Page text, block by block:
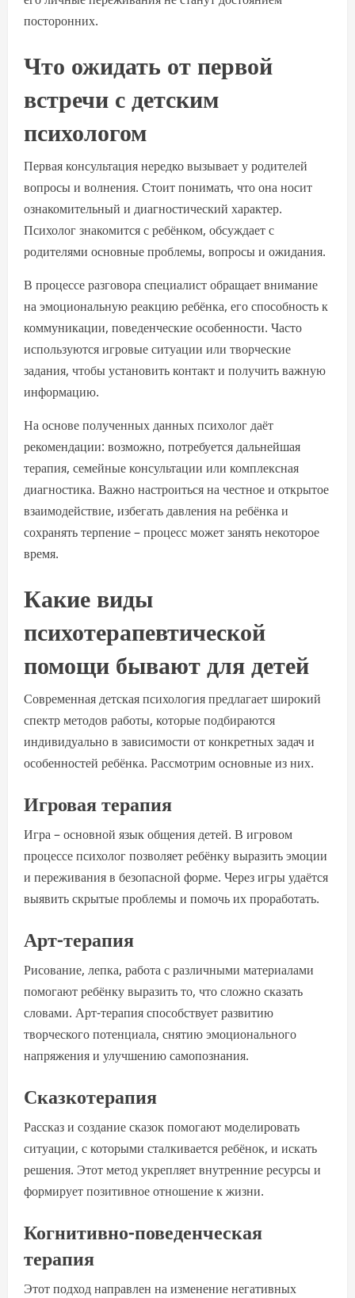
посторонних.
Что ожидать от первой
встречи с детским
психологом
Первая консультация нередко вызывает у родителей
вопросы и волнения. Стоит понимать, что она носит
ознакомительный и диагностический характер.
Психолог знакомится с ребёнком, обсуждает с
родителями основные проблемы, вопросы и ожидания.
В процессе разговора специалист обращает внимание
на эмоциональную реакцию ребёнка, его способность к
коммуникации, поведенческие особенности. Часто
используются игровые ситуации или творческие
задания, чтобы установить контакт и получить важную
информацию.
На основе полученных данных психолог даёт
рекомендации: возможно, потребуется дальнейшая
терапия, семейные консультации или комплексная
диагностика. Важно настроиться на честное и открытое
взаимодействие, избегать давления на ребёнка и
сохранять терпение – процесс может занять некоторое
время.
Какие виды
психотерапевтической
помощи бывают для детей
Современная детская психология предлагает широкий
спектр методов работы, которые подбираются
индивидуально в зависимости от конкретных задач и
особенностей ребёнка. Рассмотрим основные из них.
Игровая терапия
Игра – основной язык общения детей. В игровом
процессе психолог позволяет ребёнку выразить эмоции
и переживания в безопасной форме. Через игры удаётся
выявить скрытые проблемы и помочь их проработать.
Арт-терапия
Рисование, лепка, работа с различными материалами
помогают ребёнку выразить то, что сложно сказать
словами. Арт-терапия способствует развитию
творческого потенциала, снятию эмоционального
напряжения и улучшению самопознания.
Сказкотерапия
Рассказ и создание сказок помогают моделировать
ситуации, с которыми сталкивается ребёнок, и искать
решения. Этот метод укрепляет внутренние ресурсы и
формирует позитивное отношение к жизни.
Когнитивно-поведенческая
терапия
Этот подход направлен на изменение негативных